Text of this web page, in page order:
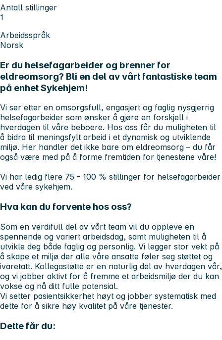
Antall stillinger
1
Arbeidsspråk
Norsk
Er du helsefagarbeider og brenner for
eldreomsorg? Bli en del av vårt fantastiske team
på enhet Sykehjem!
Vi ser etter en omsorgsfull, engasjert og faglig nysgjerrig
helsefagarbeider som ønsker å gjøre en forskjell i
hverdagen til våre beboere. Hos oss får du muligheten til
å bidra til meningsfylt arbeid i et dynamisk og utviklende
miljø. Her handler det ikke bare om eldreomsorg – du får
også være med på å forme fremtiden for tjenestene våre!
Vi har ledig flere 75 - 100 % stillinger for helsefagarbeider
ved våre sykehjem.
Hva kan du forvente hos oss?
Som en verdifull del av vårt team vil du oppleve en
spennende og variert arbeidsdag, samt muligheten til å
utvikle deg både faglig og personlig. Vi legger stor vekt på
å skape et miljø der alle våre ansatte føler seg støttet og
ivaretatt. Kollegastøtte er en naturlig del av hverdagen vår,
og vi jobber aktivt for å fremme et arbeidsmiljø der du kan
vokse og nå ditt fulle potensial.
Vi setter pasientsikkerhet høyt og jobber systematisk med
dette for å sikre høy kvalitet på våre tjenester.
Dette får du: